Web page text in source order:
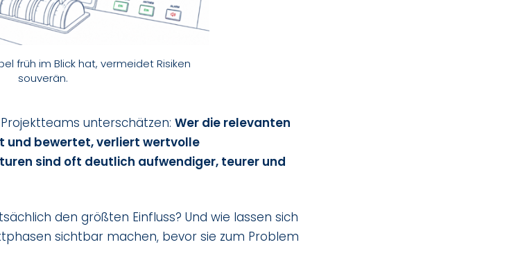
früh im Blick hat, vermeidet Risiken
souverän.
unterschätzen: Wer die relevanten
und bewertet, verliert wertvolle
sind oft deutlich aufwendiger, teurer und
den größten Einfluss? Und wie lassen sich
sichtbar machen, bevor sie zum Problem